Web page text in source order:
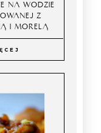
NA WODZIE
Z
I MORELĄ